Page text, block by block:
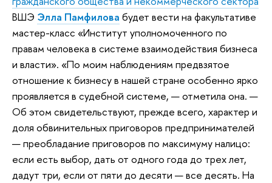
ВШЭ Элла Памфилова будет вести на факультативе
мастер-класс «Институт уполномоченного по
правам человека в системе взаимодействия бизнеса
и власти». «По моим наблюдениям предвзятое
отношение к бизнесу в нашей стране особенно ярко
проявляется в судебной системе, — отметила она. —
Об этом свидетельствуют, прежде всего, характер и
доля обвинительных приговоров предпринимателей
— преобладание приговоров по максимуму налицо:
если есть выбор, дать от одного года до трех лет,
дадут три, если от пяти до десяти — все десять. На